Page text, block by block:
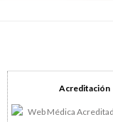
Acreditación